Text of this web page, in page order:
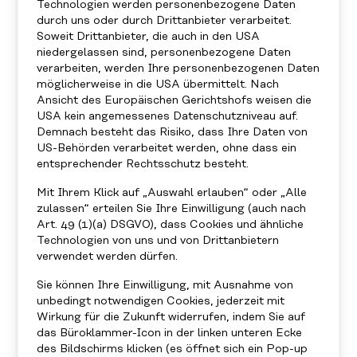
Technologien werden personenbezogene Daten
durch uns oder durch Drittanbieter verarbeitet.
Soweit Drittanbieter, die auch in den USA
niedergelassen sind, personenbezogene Daten
verarbeiten, werden Ihre personenbezogenen Daten
möglicherweise in die USA übermittelt. Nach
Ansicht des Europäischen Gerichtshofs weisen die
USA kein angemessenes Datenschutzniveau auf.
Demnach besteht das Risiko, dass Ihre Daten von
US-Behörden verarbeitet werden, ohne dass ein
entsprechender Rechtsschutz besteht.
Mit Ihrem Klick auf „Auswahl erlauben“ oder „Alle
zulassen“ erteilen Sie Ihre Einwilligung (auch nach
Art. 49 (1)(a) DSGVO), dass Cookies und ähnliche
Technologien von uns und von Drittanbietern
verwendet werden dürfen.
Sie können Ihre Einwilligung, mit Ausnahme von
unbedingt notwendigen Cookies, jederzeit mit
Wirkung für die Zukunft widerrufen, indem Sie auf
das Büroklammer-Icon in der linken unteren Ecke
des Bildschirms klicken (es öffnet sich ein Pop-up